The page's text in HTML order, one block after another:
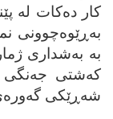
کار ده‌کات له‌
به‌ڕێوه‌چوونی
به‌ به‌شداری
که‌شتی جه‌نگی
شه‌ڕێکی